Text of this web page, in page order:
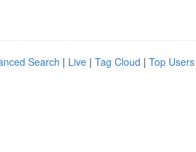
Search | Live | Tag Cloud | Top Users